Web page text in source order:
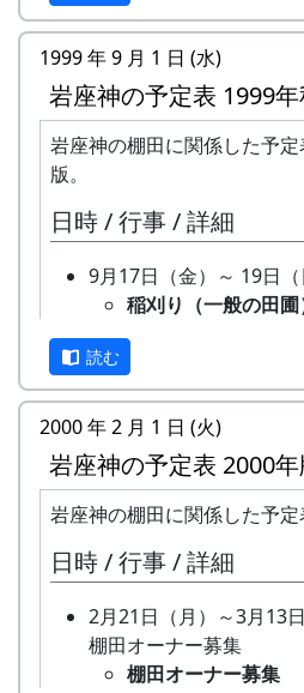
岩座神は「日本の棚田百選
村です。
1997年から岩座神では「棚
まりました。
「棚田」とはどんなものか、
度」とはどういうものか、
※ 以下は、主として1997年に
1999年、2002年に若干の加
す。
棚田オーナー制度とは
まじめに農業に取り組み、
持ち、地域になじめる方また
りを楽しむだけでなく、美
地区をみんなで守っていく
てもらうために始められた
10区画を募集した。会費は5
1999 年 9 月 1 日 (水)
岩座神の予定表 1999
岩座神の棚田に関係した予
版。
日時 / 行事 / 詳細
9月17日（金）～ 19日
稲刈り（一般の田圃
そのまま乾燥
9月26日（日）
オーナー田の稲刈り
鎌で刈って、稲
て、天日干しに
棚田コンサート
吾。
餅つき・野菜即売
10月3日（日）
読む
2000 年 2 月 1 日 (火)
岩座神の予定表 2000年
岩座神の棚田に関係した予定
日時 / 行事 / 詳細
2月21日（月）～3月13
棚田オーナー募集
棚田オーナー募集